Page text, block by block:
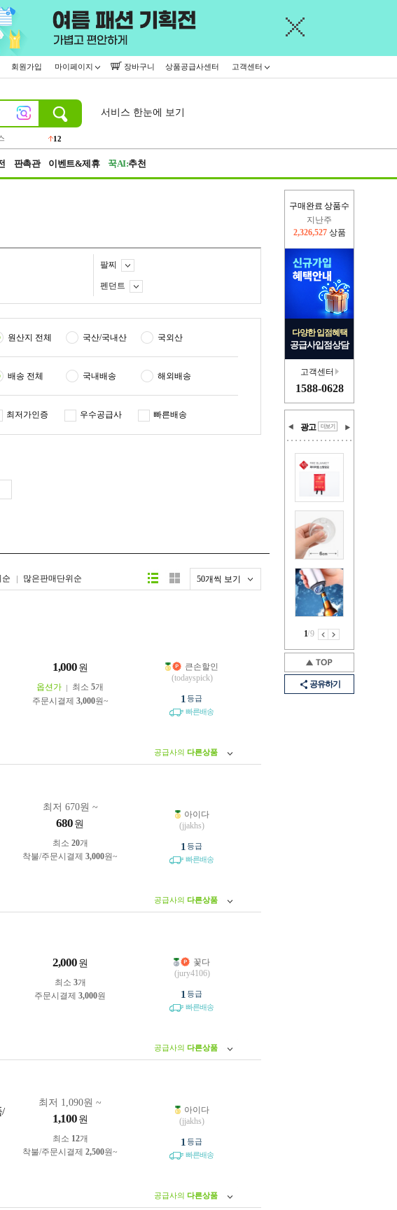
회원가입 마이페이지 장바구니 상품공급사센터 고객센터
12
서비스 한눈에 보기
판촉관 이벤트&제휴 꾹AI:추천
구매완료 상품수
이번주
2,228,828 상품
다양한 입점혜택
공급사입점상담
고객센터
1588-0628
광고
1/9
공유하기
팔찌
펜던트
원산지 전체 국산/국내산 국외산
배송 전체 국내배송 해외배송
최저가인증 우수공급사 빠른배송
순 많은판매단위순 50개씩 보기
1,000 원
옵션가 최소 5개
주문시결제 3,000원~
큰손할인
(todayspick)
1 등급
빠른배송
공급사의 다른상품
최저 670원 ~
680 원
최소 20개
착불/주문시결제 3,000원~
아이다
(jjakhs)
1 등급
빠른배송
공급사의 다른상품
2,000 원
최소 3개
주문시결제 3,000원
꽃다
(jury4106)
1 등급
빠른배송
공급사의 다른상품
최저 1,090원 ~
1,100 원
최소 12개
착불/주문시결제 2,500원~
아이다
(jjakhs)
1 등급
빠른배송
공급사의 다른상품